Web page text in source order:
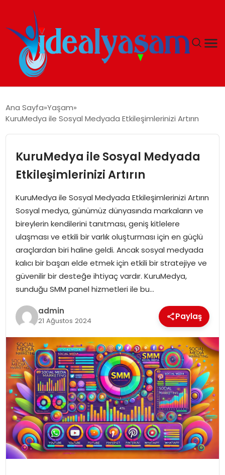
GÜNDEM
EKONOMI
İDEAL YAŞAM
İDEAL SPOR
YAŞAM
MAGAZIN
SAĞLIK
SOSYAL HABER
Ana Sayfa Yaşam
KuruMedya ile Sosyal Medyada Etkileşimlerinizi Artırın
KuruMedya ile Sosyal Medyada
Etkileşimlerinizi Artırın
KuruMedya ile Sosyal Medyada Etkileşimlerinizi Artırın
Sosyal medya, günümüz dünyasında markaların ve
bireylerin kendilerini tanıtması, geniş kitlelere
ulaşması ve etkili bir varlık oluşturması için en güçlü
araçlardan biri haline geldi. Ancak sosyal medyada
kalıcı bir başarı elde etmek için etkili bir stratejiye ve
güvenilir bir desteğe ihtiyaç vardır. KuruMedya,
sunduğu SMM panel hizmetleri ile bu…
admin
21 Ağustos 2024 Paylaş